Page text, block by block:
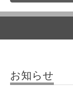
お知らせ